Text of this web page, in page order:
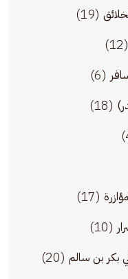
(19)
(12)
(6)
(18)
(17)
(10)
بكر بن سالم (20)